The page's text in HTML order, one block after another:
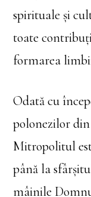
spirituale şi
toate
formarea
Odată cu
polonezilor
Mitropolitul
până la
mâinile